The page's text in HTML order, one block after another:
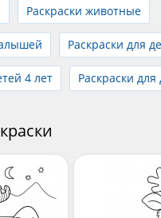
Раскраски животные
Раскраски для
4 лет Раскраски для